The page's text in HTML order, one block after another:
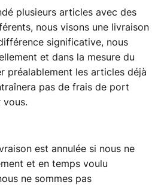
plusieurs articles avec des
nous visons une livraison
significative, nous
et dans la mesure du
préalablement les articles déjà
pas de frais de port
vous.
est annulée si nous ne
et en temps voulu
ne sommes pas